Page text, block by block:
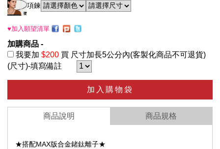
項鍊
♥加入願望清單
加購商品 -
我要加 $200 買 尺寸加長5公分內(客製化商品不可退貨)
(尺寸)-填寫備註
加入購物袋
商品說明 商品規格
★搭配MAX版合金鍺鈦離子★